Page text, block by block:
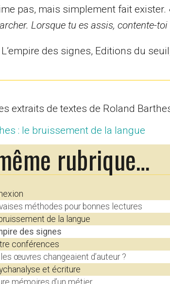
pas, mais simplement fait exister.
Lorsque tu es assis, contente-
des signes, Editions du
extraits de textes de Roland
: le bruissement de la langue
rubrique…
méthodes pour bonnes lectures
de la langue
des signes
conférences
œuvres changeaient d’auteur ?
et écriture